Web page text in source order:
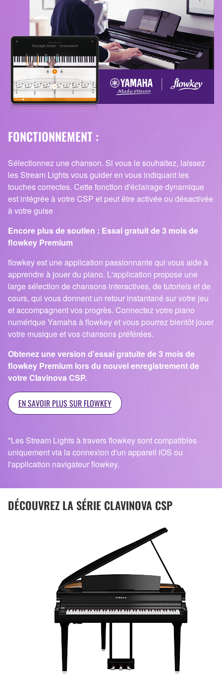
FONCTIONNEMENT :
Sélectionnez une chanson. Si vous le souhaitez, laissez
les Stream Lights vous guider en vous indiquant les
touches correctes. Cette fonction d'éclairage dynamique
est intégrée à votre CSP et peut être activée ou désactivée
à votre guise
Encore plus de soutien : Essai gratuit de 3 mois de
flowkey Premium
flowkey est une application passionnante qui vous aide à
apprendre à jouer du piano. L'application propose une
large sélection de chansons interactives, de tutoriels et de
cours, qui vous donnent un retour instantané sur votre jeu
et accompagnent vos progrès. Connectez votre piano
numérique Yamaha à flowkey et vous pourrez bientôt jouer
votre musique et vos chansons préférées.
Obtenez une version d'essai gratuite de 3 mois de
flowkey Premium lors du nouvel enregistrement de
votre Clavinova CSP.
EN SAVOIR PLUS SUR FLOWKEY
*Les Stream Lights à travers flowkey sont compatibles
uniquement via la connexion d'un appareil iOS ou
l'application navigateur flowkey.
DÉCOUVREZ LA SÉRIE CLAVINOVA CSP